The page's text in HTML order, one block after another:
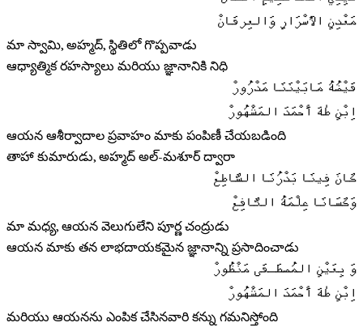
مَعْدِنِ الأَسْرَارِ وَالعِرفَانْ
మా స్వామి, అహ్మద్, స్థితిలో గొప్పవాడు
ఆధ్యాత్మిక రహస్యాలు మరియు జ్ఞానానికి నిధి
فَيْضُهُ مَابَيْنَنَا مَدْرُورْ
اِبْنِ طٰهَ أَحْمَدَ المَشْهُورْ
ఆయన ఆశీర్వాదాల ప్రవాహం మాకు పంపిణీ చేయబడింది
తాహా కుమారుడు, అహ్మద్ అల్-మశూర్ ద్వారా
كَانَ فِينَا بَدْرُنَا السَّاطِعْ
وَكَسَانَا عِلْمَهُ النَّافِعْ
మా మధ్య, ఆయన వెలుగులేని పూర్ణ చంద్రుడు
ఆయన మాకు తన లాభదాయకమైన జ్ఞానాన్ని ప్రసాదించాడు
وَ بِعَيْنِ المُصطَـفَى مَنْظُورْ
اِبْنِ طٰهَ أَحْمَدَ المَشْهُورْ
మరియు ఆయనను ఎంపిక చేసినవారి కన్ను గమనిస్తోంది